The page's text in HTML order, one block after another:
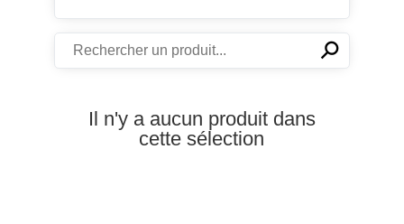
✕⚲
Il n'y a aucun produit dans
cette sélection